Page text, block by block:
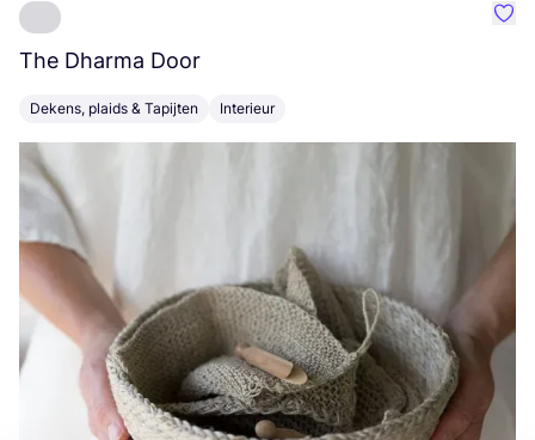
The Dharma Door
Dekens, plaids & Tapijten Interieur